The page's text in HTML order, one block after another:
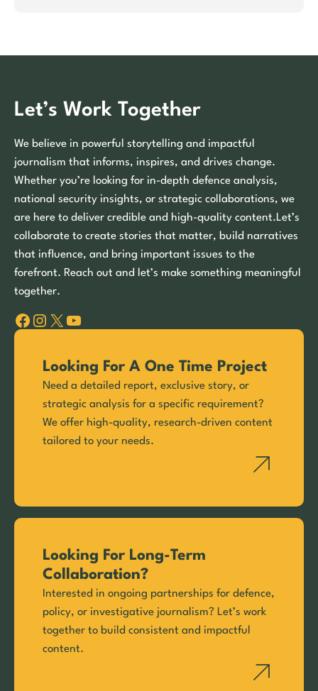
Let’s Work Together
We believe in powerful storytelling and impactful
journalism that informs, inspires, and drives change.
Whether you’re looking for in-depth defence analysis,
national security insights, or strategic collaborations, we
are here to deliver credible and high-quality content.Let’s
collaborate to create stories that matter, build narratives
that influence, and bring important issues to the
forefront. Reach out and let’s make something meaningful
together.
Facebook Instagram X YouTube
Looking For A One Time Project
Need a detailed report, exclusive story, or
strategic analysis for a specific requirement?
We offer high-quality, research-driven content
tailored to your needs.
Looking For Long-Term
Collaboration?
Interested in ongoing partnerships for defence,
policy, or investigative journalism? Let’s work
together to build consistent and impactful
content.